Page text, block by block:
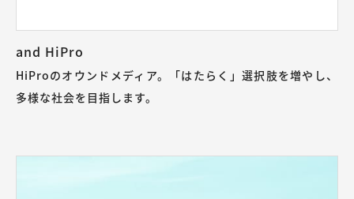
and HiPro
HiProのオウンドメディア。「はたらく」選択肢を増やし、
多様な社会を目指します。